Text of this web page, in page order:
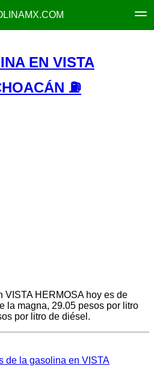
EN VISTA
⛽
VISTA HERMOSA hoy es de
la magna, 29.05 pesos por litro
por litro de diésel.
de la gasolina en VISTA